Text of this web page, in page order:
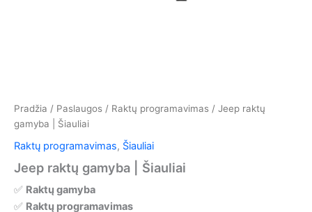
Pradžia / Paslaugos / Raktų programavimas / Jeep raktų
gamyba | Šiauliai
Raktų programavimas, Šiauliai
Jeep raktų gamyba | Šiauliai
✅ Raktų gamyba
✅ Raktų programavimas